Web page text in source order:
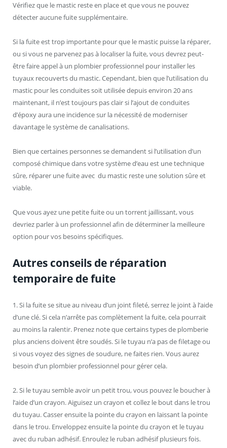
Vérifiez que le mastic reste en place et que vous ne pouvez
détecter aucune fuite supplémentaire.
Si la fuite est trop importante pour que le mastic puisse la réparer,
ou si vous ne parvenez pas à localiser la fuite, vous devrez peut-
être faire appel à un plombier professionnel pour installer les
tuyaux recouverts du mastic. Cependant, bien que l’utilisation du
mastic pour les conduites soit utilisée depuis environ 20 ans
maintenant, il n’est toujours pas clair si l’ajout de conduites
d’époxy aura une incidence sur la nécessité de moderniser
davantage le système de canalisations.
Bien que certaines personnes se demandent si l’utilisation d’un
composé chimique dans votre système d’eau est une technique
sûre, réparer une fuite avec du mastic reste une solution sûre et
viable.
Que vous ayez une petite fuite ou un torrent jaillissant, vous
devriez parler à un professionnel afin de déterminer la meilleure
option pour vos besoins spécifiques.
Autres conseils de réparation
temporaire de fuite
1. Si la fuite se situe au niveau d’un joint fileté, serrez le joint à l’aide
d’une clé. Si cela n’arrête pas complètement la fuite, cela pourrait
au moins la ralentir. Prenez note que certains types de plomberie
plus anciens doivent être soudés. Si le tuyau n’a pas de filetage ou
si vous voyez des signes de soudure, ne faites rien. Vous aurez
besoin d’un plombier professionnel pour gérer cela.
2. Si le tuyau semble avoir un petit trou, vous pouvez le boucher à
l’aide d’un crayon. Aiguisez un crayon et collez le bout dans le trou
du tuyau. Casser ensuite la pointe du crayon en laissant la pointe
dans le trou. Enveloppez ensuite la pointe du crayon et le tuyau
avec du ruban adhésif. Enroulez le ruban adhésif plusieurs fois.